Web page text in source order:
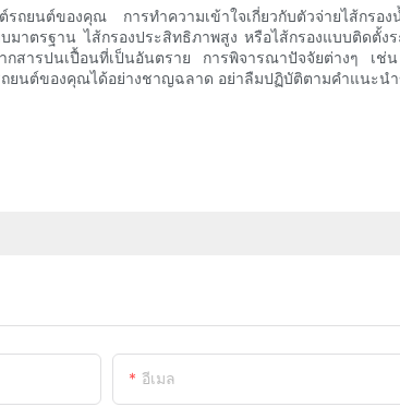
ถยนต์ของคุณ การทำความเข้าใจเกี่ยวกับตัวจ่ายไส้กร
ตรฐาน ไส้กรองประสิทธิภาพสูง หรือไส้กรองแบบติดตั้งร
กสารปนเปื้อนที่เป็นอันตราย การพิจารณาปัจจัยต่างๆ
นต์ของคุณได้อย่างชาญฉลาด อย่าลืมปฏิบัติตามคำแนะนำ
อีเมล